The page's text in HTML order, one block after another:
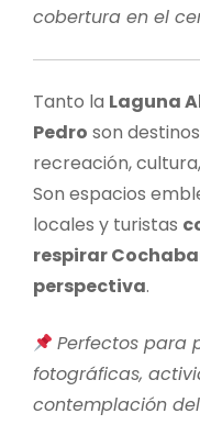
cobertura en el
Tanto la Laguna
Pedro son
recreación,
Son espacios
locales y turistas
respirar
perspectiva.
Perfectos para
fotográficas,
contemplación